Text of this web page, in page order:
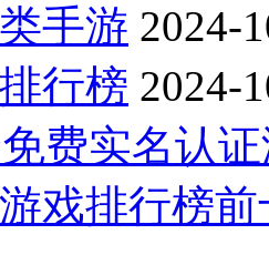
手游 2024-
行榜 2024-
费实名认
戏排行榜